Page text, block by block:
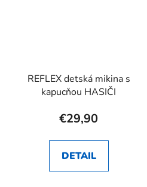
REFLEX detská mikina s
kapucňou HASIČI
€29,90
DETAIL